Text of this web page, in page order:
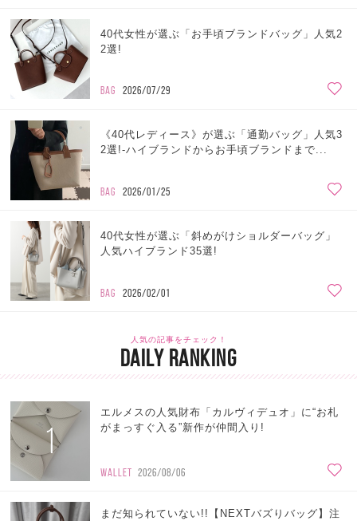
40代女性が選ぶ「お手頃ブランドバッグ」人気2
2選!
BAG 2026/07/29
《40代レディース》が選ぶ「通勤バッグ」人気3
2選!-ハイブランドからお手頃ブランドまで...
BAG 2026/01/25
40代女性が選ぶ「斜めがけショルダーバッグ」
人気ハイブランド35選!
BAG 2026/02/01
人気の記事をチェック！
DAILY RANKING
1
エルメスの人気財布「カルヴィデュオ」に“お札
がまっすぐ入る”新作が仲間入り!
WALLET 2026/08/06
まだ知られていない!!【NEXTバズりバッグ】注